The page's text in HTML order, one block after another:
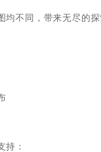
均不同，带来无尽的
持：